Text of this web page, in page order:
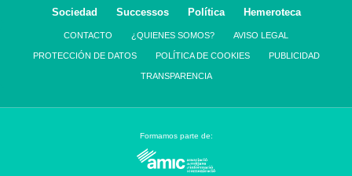
Sociedad
Successos Política Hemeroteca
CONTACTO ¿QUIENES SOMOS? AVISO LEGAL
PROTECCIÓN DE DATOS POLÍTICA DE COOKIES PUBLICIDAD
TRANSPARENCIA
Formamos parte de: